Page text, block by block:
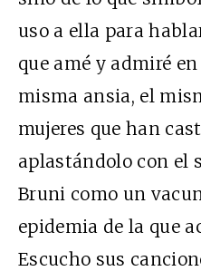
uso a ella para
que amé y admiré
misma ansia, el
mujeres que han
aplastándolo con el
Bruni como un
epidemia de la que
Escucho sus